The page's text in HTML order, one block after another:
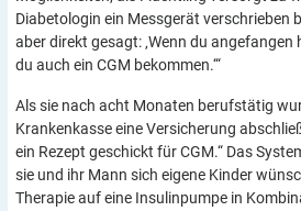
Diabetologin ein Messgerät verschrieben
aber direkt gesagt: ‚Wenn du
du auch ein CGM bekommen.‘“
Als sie nach acht Monaten berufstätig
Krankenkasse eine Versicherung
ein Rezept geschickt für CGM.“ Das
sie und ihr Mann sich eigene Kinder
Therapie auf eine Insulinpumpe in